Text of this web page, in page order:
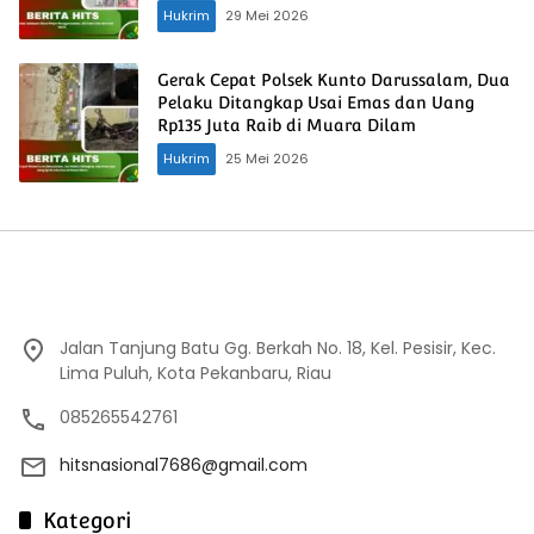
Hukrim
29 Mei 2026
Gerak Cepat Polsek Kunto Darussalam, Dua
Pelaku Ditangkap Usai Emas dan Uang
Rp135 Juta Raib di Muara Dilam
Hukrim
25 Mei 2026
Jalan Tanjung Batu Gg. Berkah No. 18, Kel. Pesisir, Kec.
Lima Puluh, Kota Pekanbaru, Riau
085265542761
hitsnasional7686@gmail.com
Kategori